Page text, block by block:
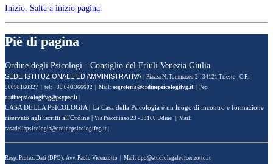
Inizio . Salta a inizio pagina.
Piè di pagina
Ordine degli Psicologi - Consiglio del Friuli Venezia Giulia
SEDE ISTITUZIONALE ED AMMINISTRATIVA
| Piazza N. Tommaseo 2 - 34121 Trieste - C.F.:
90058160327 | tel: +39 040.366602 | Mail:
| Pec:
CASA DELLA PSICOLOGIA| La Casa della Psicologia è un luogo di incontro e formazione
riservato agli iscritti all'Ordine |
Via Pracchiuso 23 - 33100 Udine | Mail:
Resp. Protez. Dati (DPO): Avv. Paolo Vicenzotto | Mail: